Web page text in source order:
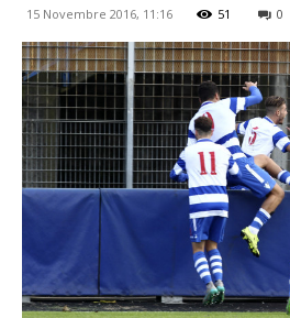
15 Novembre 2016, 11:16 51 0